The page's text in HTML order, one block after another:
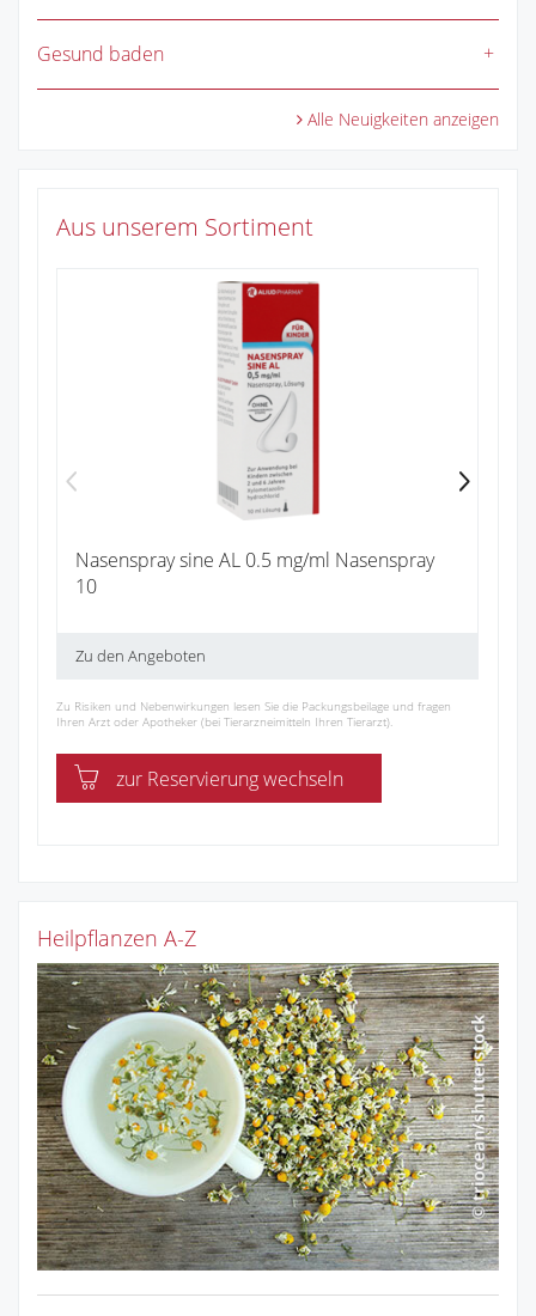
Gesund baden
Alle Neuigkeiten anzeigen
Aus unserem Sortiment
Nasenspray sine AL 0.5 mg/ml Nasenspray
10
Zu den Angeboten
Zu Risiken und Nebenwirkungen lesen Sie die Packungsbeilage und fragen
Ihren Arzt oder Apotheker (bei Tierarzneimitteln Ihren Tierarzt).
zur Reservierung wechseln
Heilpflanzen A-Z